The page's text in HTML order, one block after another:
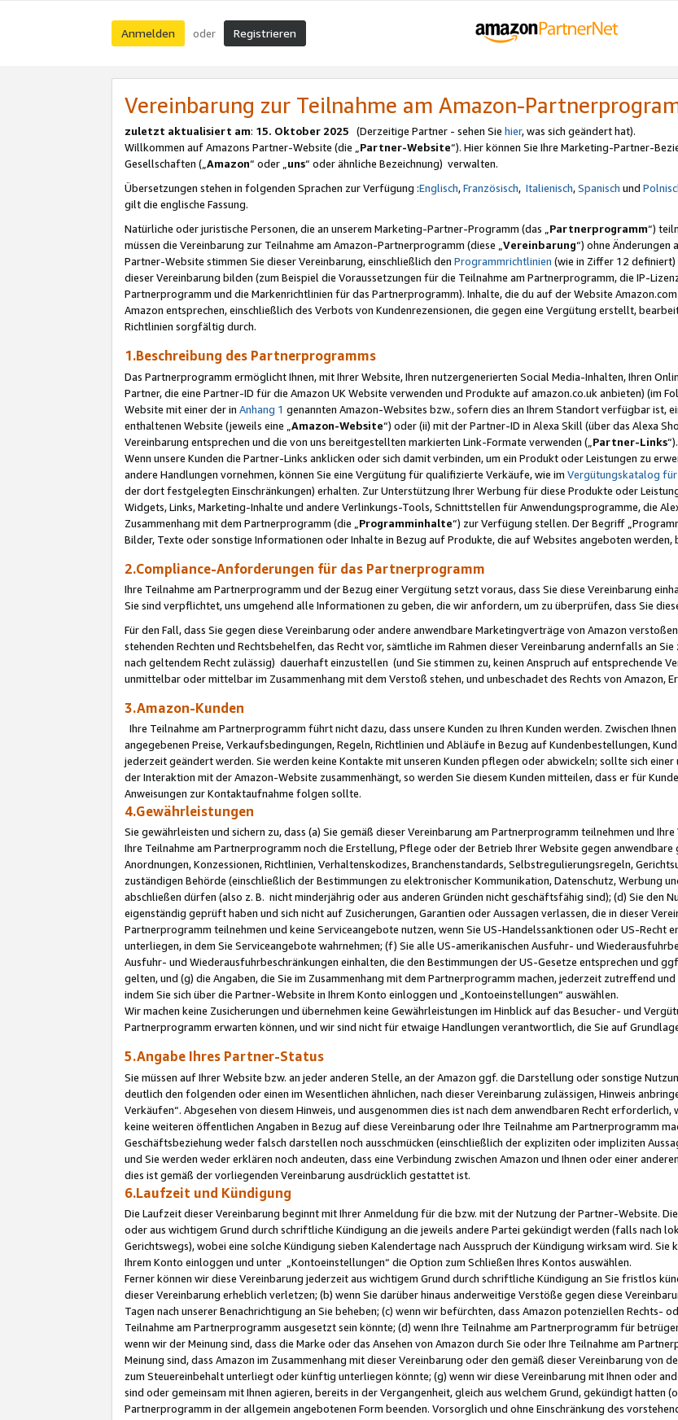
Anmelden oder Registrieren
Vereinbarung zur Teilnahme am Amazon-
zuletzt aktualisiert am: 15. Oktober 2025 (Derzeitige Partner - sehen Sie hier, was sich geändert hat).
Willkommen auf Amazons Partner-Website (die „Partner-Website“). Hier können Sie Ihre Marketing-Partner-
Gesellschaften („Amazon“ oder „uns“ oder ähnliche Bezeichnung) verwalten.
Übersetzungen stehen in folgenden Sprachen zur Verfügung :Englisch,Französisch, Italienisch,Spanisch und
gilt die englische Fassung.
Natürliche oder juristische Personen, die an unserem Marketing-Partner-Programm (das „Partnerprogramm“)
müssen die Vereinbarung zur Teilnahme am Amazon-Partnerprogramm (diese „Vereinbarung“) ohne Änderungen
Partner-Website stimmen Sie dieser Vereinbarung, einschließlich den Programmrichtlinien (wie in Ziffer 12 definiert)
dieser Vereinbarung bilden (zum Beispiel die Voraussetzungen für die Teilnahme am Partnerprogramm, die IP-
Partnerprogramm und die Markenrichtlinien für das Partnerprogramm). Inhalte, die du auf der Website
Amazon entsprechen, einschließlich des Verbots von Kundenrezensionen, die gegen eine Vergütung erstellt,
Richtlinien sorgfältig durch.
1.Beschreibung des Partnerprogramms
Das Partnerprogramm ermöglicht Ihnen, mit Ihrer Website, Ihren nutzergenerierten Social Media-Inhalten, Ihren
Partner, die eine Partner-ID für die Amazon UK Website verwenden und Produkte auf amazon.co.uk anbieten) (im
Website mit einer der in Anhang 1 genannten Amazon-Websites bzw., sofern dies an Ihrem Standort verfügbar ist,
enthaltenen Website (jeweils eine „ Amazon-Website“) oder (ii) mit der Partner-ID in Alexa Skill (über das Alexa
Vereinbarung entsprechen und die von uns bereitgestellten markierten Link-Formate verwenden („ Partner-Links“).
Wenn unsere Kunden die Partner-Links anklicken oder sich damit verbinden, um ein Produkt oder Leistungen zu
andere Handlungen vornehmen, können Sie eine Vergütung für qualifizierte Verkäufe, wie im Vergütungskatalog
der dort festgelegten Einschränkungen) erhalten. Zur Unterstützung Ihrer Werbung für diese Produkte oder
Widgets, Links, Marketing-Inhalte und andere Verlinkungs-Tools, Schnittstellen für Anwendungsprogramme, die
Zusammenhang mit dem Partnerprogramm (die „ Programminhalte“) zur Verfügung stellen. Der Begriff
Bilder, Texte oder sonstige Informationen oder Inhalte in Bezug auf Produkte, die auf Websites angeboten werden,
2.Compliance-Anforderungen für das Partnerprogramm
Ihre Teilnahme am Partnerprogramm und der Bezug einer Vergütung setzt voraus, dass Sie diese Vereinbarung
Sie sind verpflichtet, uns umgehend alle Informationen zu geben, die wir anfordern, um zu überprüfen, dass Sie
Für den Fall, dass Sie gegen diese Vereinbarung oder andere anwendbare Marketingverträge von Amazon
stehenden Rechten und Rechtsbehelfen, das Recht vor, sämtliche im Rahmen dieser Vereinbarung andernfalls an
nach geltendem Recht zulässig) dauerhaft einzustellen (und Sie stimmen zu, keinen Anspruch auf entsprechende
unmittelbar oder mittelbar im Zusammenhang mit dem Verstoß stehen, und unbeschadet des Rechts von Amazon,
3.Amazon-Kunden
Ihre Teilnahme am Partnerprogramm führt nicht dazu, dass unsere Kunden zu Ihren Kunden werden. Zwischen
angegebenen Preise, Verkaufsbedingungen, Regeln, Richtlinien und Abläufe in Bezug auf Kundenbestellungen,
jederzeit geändert werden. Sie werden keine Kontakte mit unseren Kunden pflegen oder abwickeln; sollte sich
der Interaktion mit der Amazon-Website zusammenhängt, so werden Sie diesem Kunden mitteilen, dass er für
Anweisungen zur Kontaktaufnahme folgen sollte.
4.Gewährleistungen
Sie gewährleisten und sichern zu, dass (a) Sie gemäß dieser Vereinbarung am Partnerprogramm teilnehmen und
Ihre Teilnahme am Partnerprogramm noch die Erstellung, Pflege oder der Betrieb Ihrer Website gegen
Anordnungen, Konzessionen, Richtlinien, Verhaltenskodizes, Branchenstandards, Selbstregulierungsregeln,
zuständigen Behörde (einschließlich der Bestimmungen zu elektronischer Kommunikation, Datenschutz, Werbung
abschließen dürfen (also z. B. nicht minderjährig oder aus anderen Gründen nicht geschäftsfähig sind); (d) Sie den
eigenständig geprüft haben und sich nicht auf Zusicherungen, Garantien oder Aussagen verlassen, die in dieser
Partnerprogramm teilnehmen und keine Serviceangebote nutzen, wenn Sie US-Handelssanktionen oder US-Recht
unterliegen, in dem Sie Serviceangebote wahrnehmen; (f) Sie alle US-amerikanischen Ausfuhr- und
Ausfuhr- und Wiederausfuhrbeschränkungen einhalten, die den Bestimmungen der US-Gesetze entsprechen und
gelten, und (g) die Angaben, die Sie im Zusammenhang mit dem Partnerprogramm machen, jederzeit zutreffend
indem Sie sich über die Partner-Website in Ihrem Konto einloggen und „Kontoeinstellungen“ auswählen.
Wir machen keine Zusicherungen und übernehmen keine Gewährleistungen im Hinblick auf das Besucher- und
Partnerprogramm erwarten können, und wir sind nicht für etwaige Handlungen verantwortlich, die Sie auf
5.Angabe Ihres Partner-Status
Sie müssen auf Ihrer Website bzw. an jeder anderen Stelle, an der Amazon ggf. die Darstellung oder sonstige
deutlich den folgenden oder einen im Wesentlichen ähnlichen, nach dieser Vereinbarung zulässigen, Hinweis
Verkäufen“. Abgesehen von diesem Hinweis, und ausgenommen dies ist nach dem anwendbaren Recht
keine weiteren öffentlichen Angaben in Bezug auf diese Vereinbarung oder Ihre Teilnahme am Partnerprogramm
Geschäftsbeziehung weder falsch darstellen noch ausschmücken (einschließlich der expliziten oder impliziten
und Sie werden weder erklären noch andeuten, dass eine Verbindung zwischen Amazon und Ihnen oder einer
dies ist gemäß der vorliegenden Vereinbarung ausdrücklich gestattet ist.
6.Laufzeit und Kündigung
Die Laufzeit dieser Vereinbarung beginnt mit Ihrer Anmeldung für die bzw. mit der Nutzung der Partner-Website.
oder aus wichtigem Grund durch schriftliche Kündigung an die jeweils andere Partei gekündigt werden (falls nach
Gerichtswegs), wobei eine solche Kündigung sieben Kalendertage nach Ausspruch der Kündigung wirksam wird.
Ihrem Konto einloggen und unter „Kontoeinstellungen“ die Option zum Schließen Ihres Kontos auswählen.
Ferner können wir diese Vereinbarung jederzeit aus wichtigem Grund durch schriftliche Kündigung an Sie fristlos
dieser Vereinbarung erheblich verletzen; (b) wenn Sie darüber hinaus anderweitige Verstöße gegen diese
Tagen nach unserer Benachrichtigung an Sie beheben; (c) wenn wir befürchten, dass Amazon potenziellen Rechts-
Teilnahme am Partnerprogramm ausgesetzt sein könnte; (d) wenn Ihre Teilnahme am Partnerprogramm für
wenn wir der Meinung sind, dass die Marke oder das Ansehen von Amazon durch Sie oder Ihre Teilnahme am
Meinung sind, dass Amazon im Zusammenhang mit dieser Vereinbarung oder den gemäß dieser Vereinbarung
zum Steuereinbehalt unterliegt oder künftig unterliegen könnte; (g) wenn wir diese Vereinbarung mit Ihnen oder
sind oder gemeinsam mit Ihnen agieren, bereits in der Vergangenheit, gleich aus welchem Grund, gekündigt hatten
Partnerprogramm in der allgemein angebotenen Form beenden. Vorsorglich und ohne Einschränkung des